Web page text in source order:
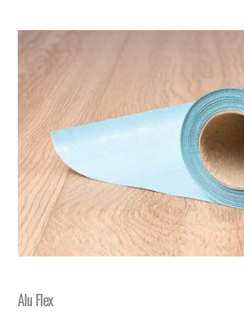
Alu Flex